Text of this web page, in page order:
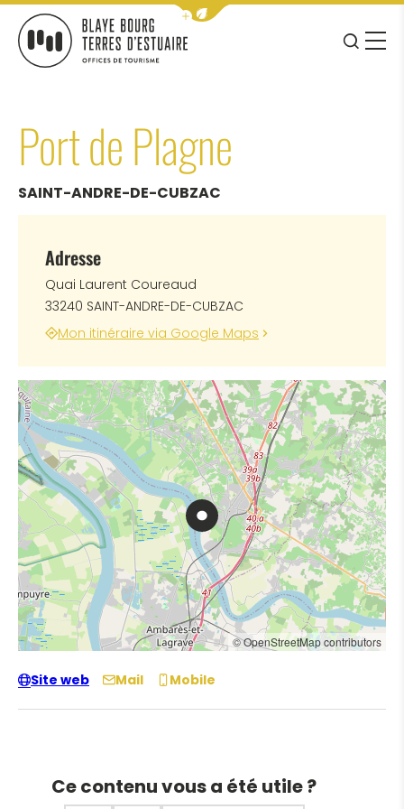
Afficher la barre de navigation
JE
MENU
Port de Plagne
SAINT-ANDRE-DE-CUBZAC
Adresse
Quai Laurent Coureaud
33240 SAINT-ANDRE-DE-CUBZAC
Mon itinéraire via Google Maps
© OpenStreetMap contributors
Site web Mail Mobile
Ce contenu vous a été utile ?